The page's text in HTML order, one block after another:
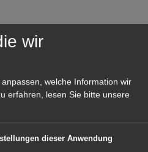
Nachtragshaushalt
wir
welche Information wir
erfahren, lesen Sie bitte unsere
dieser Anwendung